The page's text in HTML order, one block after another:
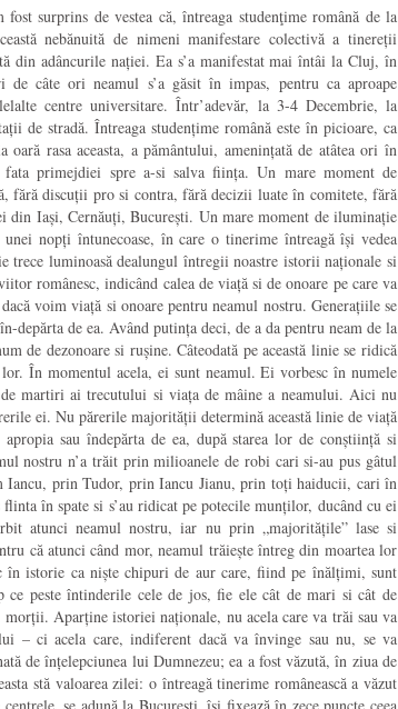
surprins de vestea că, întreaga studenţime română de la
nebănuită de nimeni manifestare colectivă a tinereții
din adâncurile nației. Ea s’a manifestat mai întâi la Cluj, în
câte ori neamul s’a găsit în impas, pentru ca aproape
centre universitare. Într’adevăr, la 3-4 Decembrie, la
de stradă. Întreaga studențime română este în picioare, ca
oară rasa aceasta, a pământului, amenințată de atâtea ori în
primejdiei spre a-si salva ființa. Un mare moment de
fără discuții pro si contra, fără decizii luate în comitete, fără
din Iași, Cernăuți, București. Un mare moment de iluminație
nopți întunecoase, în care o tinerime întreagă își vedea
trece luminoasă dealungul întregii noastre istorii naționale si
românesc, indicând calea de viață si de onoare pe care va
voim viață si onoare pentru neamul nostru. Generațiile se
depărta de ea. Având putința deci, de a da pentru neam de la
de dezonoare si rușine. Câteodată pe această linie se ridică
În momentul acela, ei sunt neamul. Ei vorbesc în numele
martiri ai trecutului si viața de mâine a neamului. Aici nu
ei. Nu părerile majorității determină această linie de viață
sau îndepărta de ea, după starea lor de conștiință si
nostru n’a trăit prin milioanele de robi cari si-au pus gâtul
prin Tudor, prin Iancu Jianu, prin toți haiducii, cari în
în spate si s’au ridicat pe potecile munților, ducând cu ei
atunci neamul nostru, iar nu prin „majoritățile” lase si
că atunci când mor, neamul trăiește întreg din moartea lor
în istorie ca niște chipuri de aur care, fiind pe înălțimi, sunt
peste întinderile cele de jos, fie ele cât de mari si cât de
Aparține istoriei naționale, nu acela care va trăi sau va
– ci acela care, indiferent dacă va învinge sau nu, se va
de înțelepciunea lui Dumnezeu; ea a fost văzută, în ziua de
stă valoarea zilei: o întreagă tinerime românească a văzut